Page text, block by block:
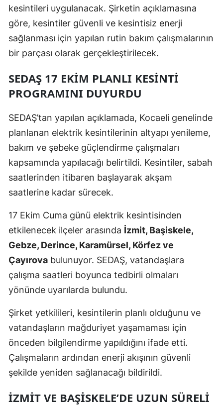
Gaziantep
Giresun
Gümüşhane
İstanbul
İzmir
Kastamonu
Kayseri
Kırklareli
Kırşehir
Konya
Kütahya
Malatya
Manisa
Kahramanmaraş
kesintileri uygulanacak. Şirketin açıklamasına
göre, kesintiler güvenli ve kesintisiz enerji
sağlanması için yapılan rutin bakım çalışmalarının
bir parçası olarak gerçekleştirilecek.
SEDAŞ 17 EKIM PLANLI KESINTI
PROGRAMINI DUYURDU
SEDAŞ’tan yapılan açıklamada, Kocaeli genelinde
planlanan elektrik kesintilerinin altyapı yenileme,
bakım ve şebeke güçlendirme çalışmaları
kapsamında yapılacağı belirtildi. Kesintiler, sabah
saatlerinden itibaren başlayarak akşam
saatlerine kadar sürecek.
17 Ekim Cuma günü elektrik kesintisinden
etkilenecek ilçeler arasında İzmit, Başiskele,
Gebze, Derince, Karamürsel, Körfez ve
Çayırova bulunuyor. SEDAŞ, vatandaşlara
çalışma saatleri boyunca tedbirli olmaları
yönünde uyarılarda bulundu.
Şirket yetkilileri, kesintilerin planlı olduğunu ve
vatandaşların mağduriyet yaşamaması için
önceden bilgilendirme yapıldığını ifade etti.
Çalışmaların ardından enerji akışının güvenli
şekilde yeniden sağlanacağı bildirildi.
İZMIT VE BAŞISKELE’DE UZUN SÜRELI